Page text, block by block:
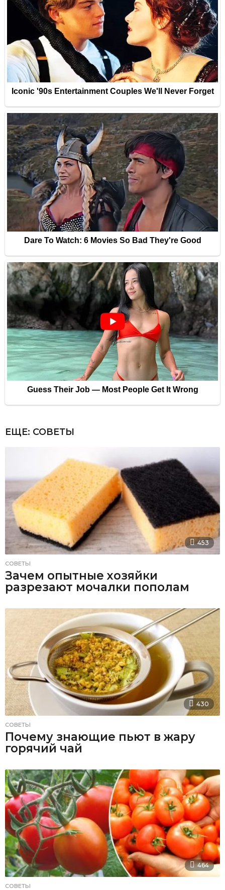
ЕЩЕ: СОВЕТЫ
453
СОВЕТЫ
Зачем опытные хозяйки
разрезают мочалки пополам
430
СОВЕТЫ
Почему знающие пьют в жару
горячий чай
464
СОВЕТЫ